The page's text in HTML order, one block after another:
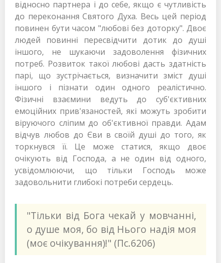
відносно партнера і до себе, якщо є чутливість
до переконання Святого Духа. Весь цей період
повинен бути часом "любові без доторку". Двоє
людей повинні пересвідчити дотик до душі
іншого, не шукаючи задоволення фізичних
потреб. Розвиток такої любові дасть здатність
парі, що зустрічається, визначити зміст душі
іншого і пізнати один одного реалістично.
Фізичні взаємини ведуть до суб'єктивних
емоційних прив'язаностей, які можуть зробити
віруючого сліпим до об'єктивної правди. Адам
відчув любов до Єви в своїй душі до того, як
торкнувся її. Це може статися, якщо двоє
очікують від Господа, а не один від одного,
усвідомлюючи, що тільки Господь може
задовольнити глибокі потреби сердець.
"Тільки від Бога чекай у мовчанні,
о душе моя, бо від Нього надія моя
(моє очікування)!" (Пс.6206)